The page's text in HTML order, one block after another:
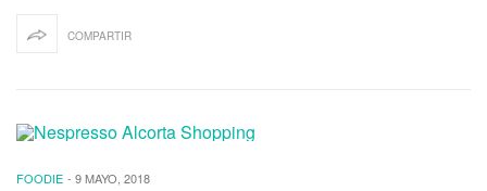
COMPARTIR
FOODIE - 9 MAYO, 2018